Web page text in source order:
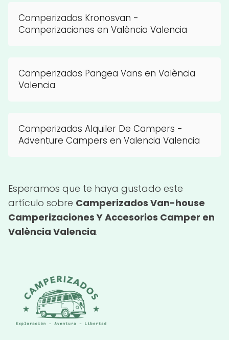
Camperizados Kronosvan -
Camperizaciones en València Valencia
Camperizados Pangea Vans en València
Valencia
Camperizados Alquiler De Campers -
Adventure Campers en Valencia Valencia
Esperamos que te haya gustado este
artículo sobre Camperizados Van-house
Camperizaciones Y Accesorios Camper en
València Valencia.